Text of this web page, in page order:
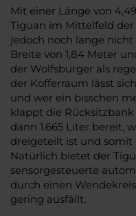
Mit einer Länge von
Tiguan im Mittelfeld
jedoch noch lange
Breite von 1,84 Meter
der Wolfsburger als
der Kofferraum lässt
und wer ein bisschen
klappt die
dann 1.665 Liter bereit,
dreigeteilt ist und
Natürlich bietet der
sensorgesteuerte
durch einen
gering ausfällt.